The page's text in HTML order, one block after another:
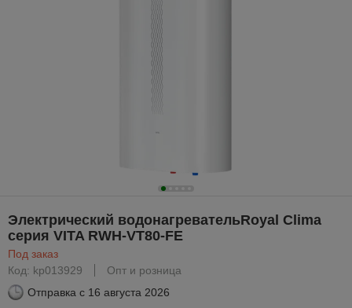
Электрический водонагревательRoyal Clima
серия VITA RWH-VT80-FE
Под заказ
Код: kp013929
Опт и розница
Отправка с 16 августа 2026